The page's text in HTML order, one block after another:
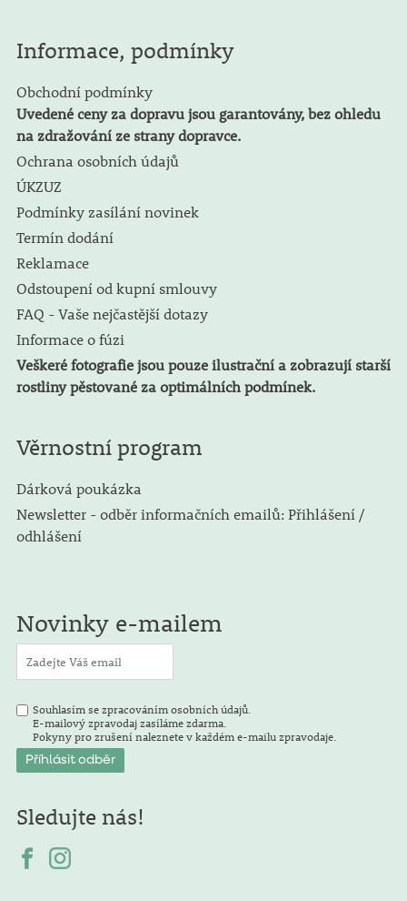
Informace, podmínky
Obchodní podmínky
Uvedené ceny za dopravu jsou garantovány, bez ohledu
na zdražování ze strany dopravce.
Ochrana osobních údajů
ÚKZUZ
Podmínky zasílání novinek
Termín dodání
Reklamace
Odstoupení od kupní smlouvy
FAQ - Vaše nejčastější dotazy
Informace o fúzi
Veškeré fotografie jsou pouze ilustrační a zobrazují starší
rostliny pěstované za optimálních podmínek.
Věrnostní program
Dárková poukázka
Newsletter - odběr informačních emailů: Přihlášení /
odhlášení
Novinky e-mailem
Souhlasím se zpracováním osobních údajů.
E-mailový zpravodaj zasíláme zdarma.
Pokyny pro zrušení naleznete v každém e-mailu zpravodaje.
Sledujte nás!